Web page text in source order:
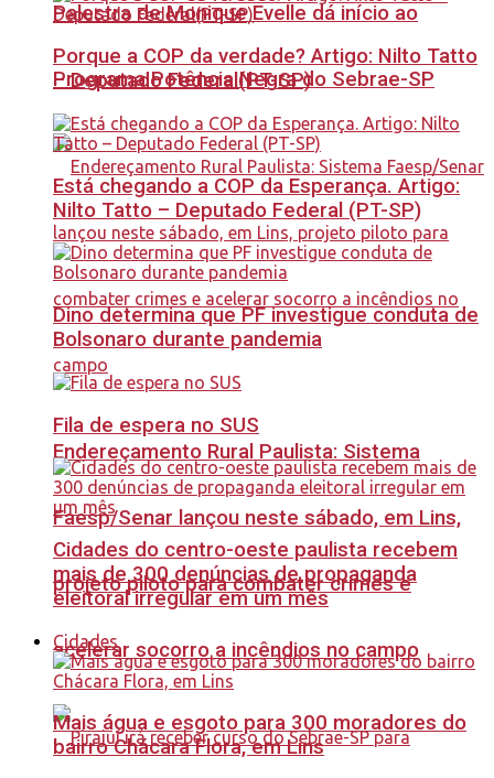
Palestra de Monique Evelle dá início ao
Programa Potência Negra do Sebrae-SP
Endereçamento Rural Paulista: Sistema
Faesp/Senar lançou neste sábado, em Lins,
projeto piloto para combater crimes e
acelerar socorro a incêndios no campo
Porque a COP da verdade? Artigo: Nilto Tatto
– Deputado Federal(PT-SP)
Está chegando a COP da Esperança. Artigo:
Nilto Tatto – Deputado Federal (PT-SP)
Dino determina que PF investigue conduta de
Bolsonaro durante pandemia
Fila de espera no SUS
Cidades do centro-oeste paulista recebem
mais de 300 denúncias de propaganda
eleitoral irregular em um mês
Cidades
Mais água e esgoto para 300 moradores do
bairro Chácara Flora, em Lins